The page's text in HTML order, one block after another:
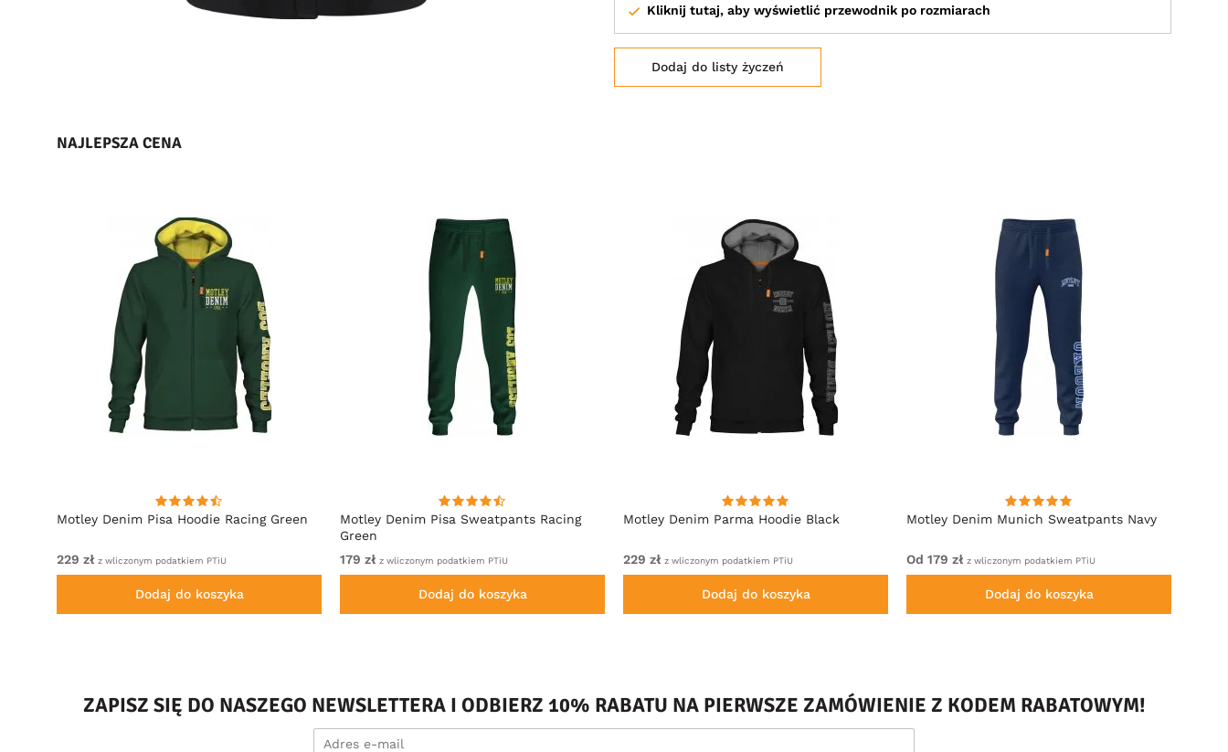
Kliknij tutaj, aby wyświetlić przewodnik po rozmiarach
Dodaj do listy życzeń
NAJLEPSZA CENA
Motley Denim Pisa Hoodie Racing Green
229 zł z wliczonym podatkiem PTiU
Dodaj do koszyka
Motley Denim Pisa Sweatpants Racing
Green
179 zł z wliczonym podatkiem PTiU
Dodaj do koszyka
Motley Denim Parma Hoodie Black
229 zł z wliczonym podatkiem PTiU
Dodaj do koszyka
Motley Denim Munich Sweatpants Navy
Od 179 zł z wliczonym podatkiem PTiU
Dodaj do koszyka
ZAPISZ SIĘ DO NASZEGO NEWSLETTERA I ODBIERZ 10% RABATU NA PIERWSZE ZAMÓWIENIE Z KODEM RABATOWYM!